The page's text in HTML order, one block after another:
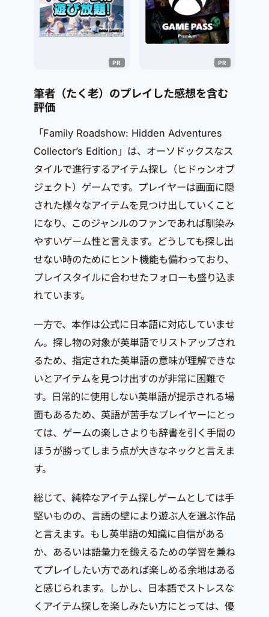
筆者（たく老）のプレイした感想を含む
評価
「Family Roadshow: Hidden Adventures
Collector’s Edition」は、オーソドックスなス
タイルで進行するアイテム探し（ヒドゥンオブ
ジェクト）ゲームです。プレイヤーは画面に隠
された様々なアイテムを見つけ出していくこと
になり、このジャンルのファンであれば馴染み
やすいゲーム性と言えます。どうしても探し出
せない時のためにヒント機能も備わっており、
プレイスタイルに合わせたフォローも盛り込ま
れています。
一方で、本作は公式に日本語に対応していませ
ん。探し物の対象が英単語でリストアップされ
るため、指定された英単語の意味が理解できな
いとアイテムを見つけ出すのが非常に困難で
す。日常的に使用しない英単語が提示される場
面もあるため、英語が苦手なプレイヤーにとっ
ては、ゲームの楽しさよりも辞書を引く手間の
ほうが勝ってしまう点が大きなネックと言えま
す。
総じて、純粋なアイテム探しゲームとしては手
堅いものの、言語の壁により遊ぶ人を選ぶ作品
と言えます。もし英単語の知識に自信がある
か、あるいは語彙力を鍛えるための学習を兼ね
てプレイしたい方であれば楽しめる余地はある
と感じられます。しかし、日本語でストレスな
くアイテム探しを楽しみたい方にとっては、優